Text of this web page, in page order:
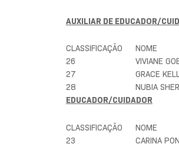
AUXILIAR DE EDUCADOR/
CLASSIFICAÇÃO NOME
26
VIVIANE
27
GRACE
28
NUBIA
EDUCADOR/CUIDADOR
CLASSIFICAÇÃO NOME
23
CARINA